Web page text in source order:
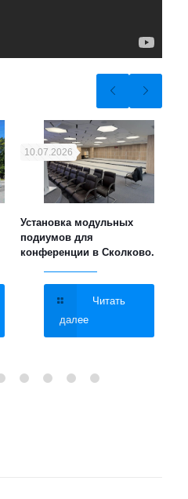
10.07.2026
Установка модульных
подиумов для
конференции в Сколково.
Читать
далее